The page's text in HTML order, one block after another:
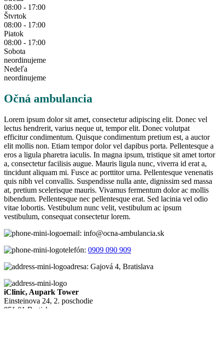
08:00 - 17:00
Štvrtok
08:00 - 17:00
Piatok
08:00 - 17:00
Sobota
neordinujeme
Nedeľa
neordinujeme
Očná ambulancia
Lorem ipsum dolor sit amet, consectetur adipiscing elit. Donec vel
lectus hendrerit, varius neque ut, tempor elit. Donec volutpat
efficitur condimentum. Quisque condimentum pretium est, a auctor
elit mollis non. Etiam tempor dolor vel dapibus porta. Pellentesque a
eros a ligula pharetra iaculis. In magna ipsum, tristique sit amet tortor
a, consectetur facilisis augue. Mauris ligula nunc, viverra id erat a,
tincidunt aliquam mi. Fusce ac porttitor urna. Pellentesque venenatis
quis nibh vel convallis. Suspendisse nulla ante, dignissim sed massa
at, pretium scelerisque mauris. Vivamus fermentum dolor ac mollis
bibendum. Pellentesque nec pellentesque erat. Sed lacinia vel odio
vitae lobortis. Vestibulum nunc velit, vestibulum ac ipsum
vestibulum, consequat consectetur lorem.
email: info@ocna-ambulancia.sk
telefón: 0909 090 909
adresa: Gajová 4, Bratislava
iClinic, Aupark Tower
Einsteinova 24, 2. poschodie
851 01 Bratislava